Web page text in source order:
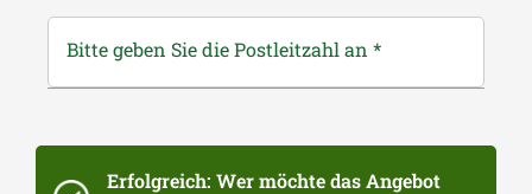
Bitte geben Sie die Postleitzahl an *
Erfolgreich: Wer möchte das Angebot